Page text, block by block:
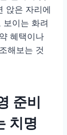
앉은 자리에
이는 화려
혜택이나
해보는 것
준비
치명